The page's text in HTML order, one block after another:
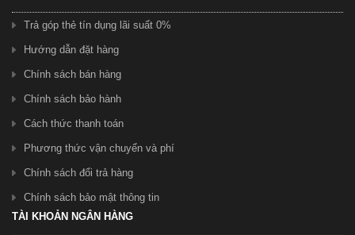
Trả góp thẻ tín dụng lãi suất 0%
Hướng dẫn đặt hàng
Chính sách bán hàng
Chính sách bảo hành
Cách thức thanh toán
Phương thức vận chuyển và phí
Chính sách đổi trả hàng
Chính sách bảo mật thông tin
TÀI KHOẢN NGÂN HÀNG